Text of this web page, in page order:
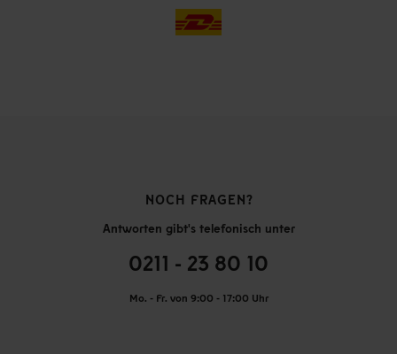
NOCH FRAGEN?
Antworten gibt's telefonisch unter
0211 - 23 80 10
Mo. - Fr. von 9:00 - 17:00 Uhr